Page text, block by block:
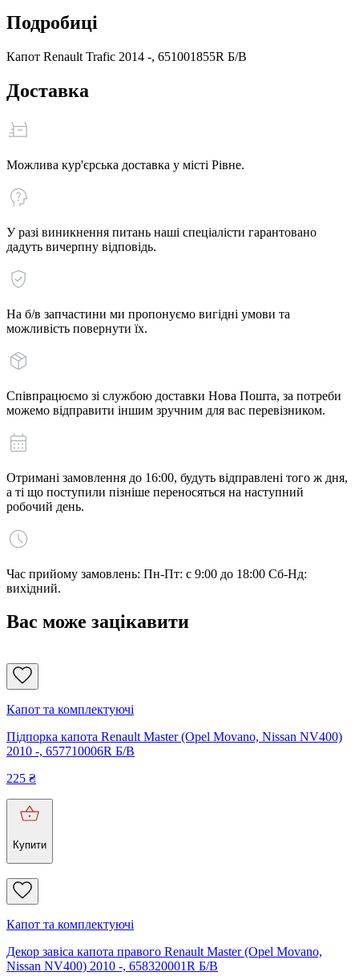
Подробиці
Капот Renault Trafic 2014 -, 651001855R Б/В
Доставка
Можлива кур'єрська доставка у місті Рівне.
У разі виникнення питань наші спеціалісти гарантовано
дадуть вичерпну відповідь.
На б/в запчастини ми пропонуємо вигідні умови та
можливість повернути їх.
Співпрацюємо зі службою доставки Нова Пошта, за потреби
можемо відправити іншим зручним для вас перевізником.
Отримані замовлення до 16:00, будуть відправлені того ж дня,
а ті що поступили пізніше переносяться на наступний
робочий день.
Час прийому замовлень: Пн-Пт: с 9:00 до 18:00 Сб-Нд:
вихідний.
Вас може зацікавити
Капот та комплектуючі
Підпорка капота Renault Master (Opel Movano, Nissan NV400)
2010 -, 657710006R Б/В
225 ₴
Купити
Капот та комплектуючі
Декор завіса капота правого Renault Master (Opel Movano,
Nissan NV400) 2010 -, 658320001R Б/В